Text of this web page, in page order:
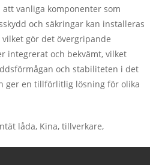
vanliga komponenter som
och säkringar kan installeras
gör det övergripande
integrerat och bekvämt, vilket
och stabiliteten i det
ger en tillförlitlig lösning för olika
låda, Kina, tillverkare,